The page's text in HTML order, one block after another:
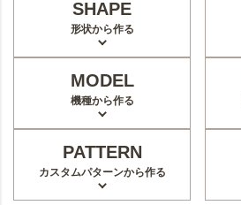
SHAPE
形状から作る
MODEL
機種から作る
PATTERN
カスタムパターンから作る